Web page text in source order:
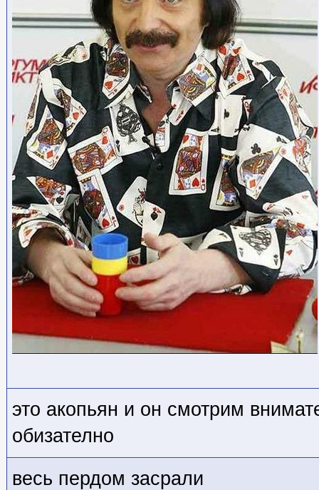
это акопьян и он смотрим
обизателно
весь пердом засрали